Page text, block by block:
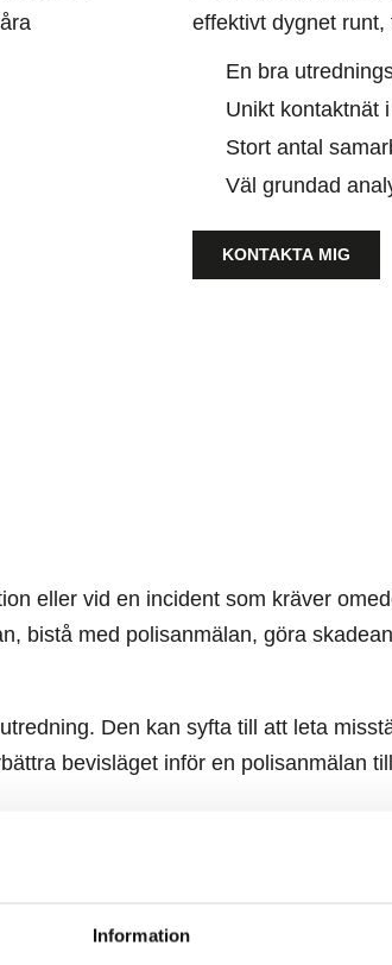
Information
effektivt dygnet runt,
En bra
Unikt kontaktnät
Stort antal
Väl grundad
KONTAKTA MIG
eller vid en incident som kräver
bistå med polisanmälan, göra
Den kan syfta till att leta
bevisläget inför en polisanmälan